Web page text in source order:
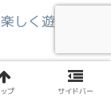
しく遊んだ
よいですよ＾
プ サイドバー